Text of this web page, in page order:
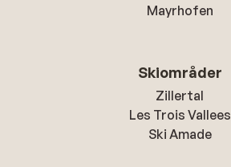
Mayrhofen
Skiområder
Zillertal
Les Trois Vallees
Ski Amade